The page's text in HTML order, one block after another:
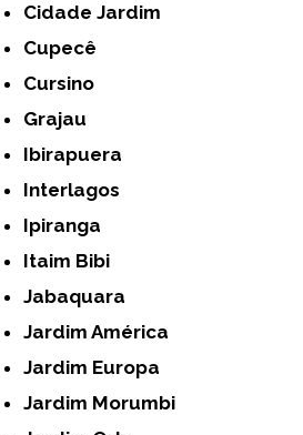
Cidade Jardim
Cupecê
Cursino
Grajau
Ibirapuera
Interlagos
Ipiranga
Itaim Bibi
Jabaquara
Jardim América
Jardim Europa
Jardim Morumbi